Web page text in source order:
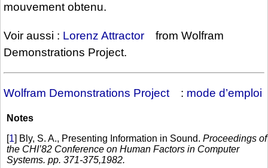
mouvement obtenu.
Voir aussi : Lorenz Attractor
from Wolfram
Demonstrations Project.
Wolfram Demonstrations Project : mode d’emploi
Notes
[1] Bly, S. A., Presenting Information in Sound. Proceedings of
the CHI’82 Conference on Human Factors in Computer
Systems. pp. 371-375,1982.